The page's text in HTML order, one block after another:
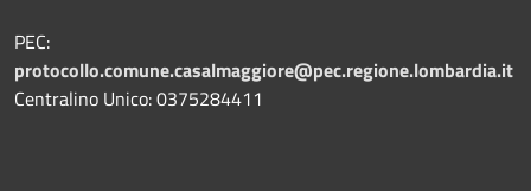
PEC:
protocollo.comune.casalmaggiore@pec.regione.lombardia.it
Centralino Unico: 0375284411